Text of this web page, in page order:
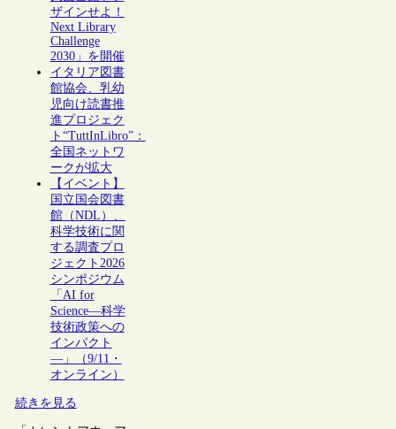
ザインせよ！
Next Library
Challenge
2030」を開催
イタリア図書
館協会、乳幼
児向け読書推
進プロジェク
ト“TuttInLibro”：
全国ネットワ
ークが拡大
【イベント】
国立国会図書
館（NDL）、
科学技術に関
する調査プロ
ジェクト2026
シンポジウム
「AI for
Science―科学
技術政策への
インパクト
―」（9/11・
オンライン）
続きを見る